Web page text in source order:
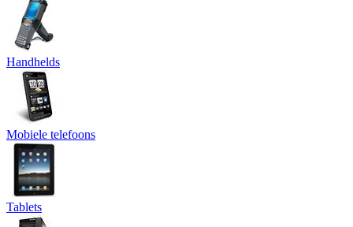
Handhelds
Mobiele telefoons
Tablets